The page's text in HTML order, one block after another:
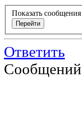
Показать сообщения
Ответить